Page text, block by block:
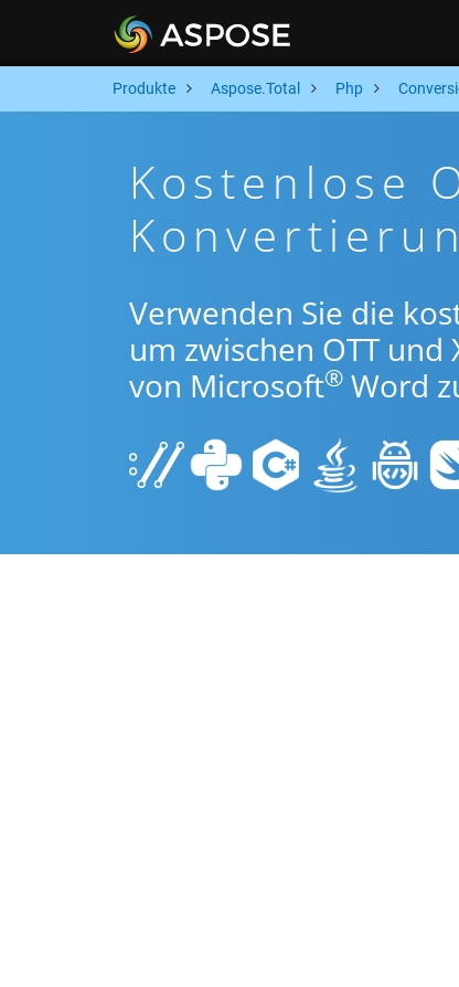
Produkte Aspose.Total Php
Kostenlose
Verwenden Sie die
um zwischen OTT
von Microsoft® Word